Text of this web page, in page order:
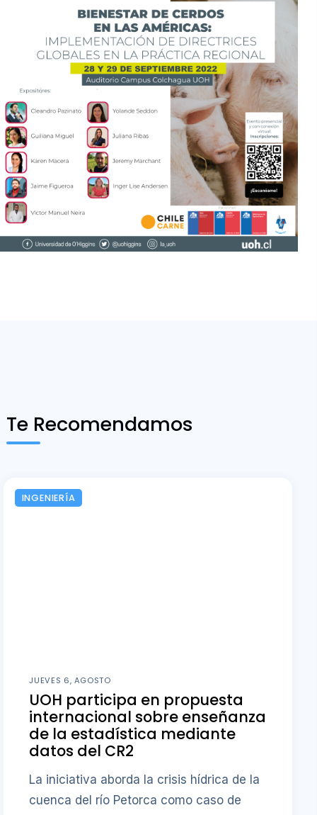
Te Recomendamos
INGENIERÍA
JUEVES 6, AGOSTO
UOH participa en propuesta
internacional sobre enseñanza
de la estadística mediante
datos del CR2
La iniciativa aborda la crisis hídrica de la
cuenca del río Petorca como caso de